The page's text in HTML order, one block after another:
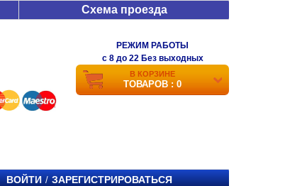
Схема проезда
РЕЖИМ РАБОТЫ
c 8 до 22 Без выходных
В КОРЗИНЕ
ТОВАРОВ : 0
ВОЙТИ / ЗАРЕГИСТРИРОВАТЬСЯ